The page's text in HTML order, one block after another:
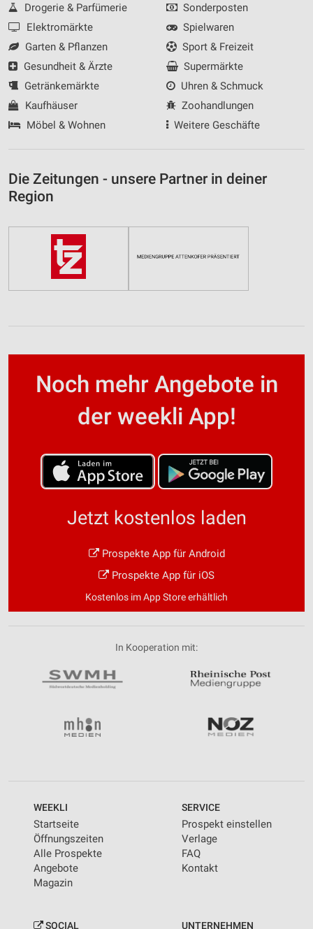
Drogerie & Parfümerie
Elektromärkte
Garten & Pflanzen
Gesundheit & Ärzte
Getränkemärkte
Kaufhäuser
Möbel & Wohnen
Sonderposten
Spielwaren
Sport & Freizeit
Supermärkte
Uhren & Schmuck
Zoohandlungen
Weitere Geschäfte
Die Zeitungen - unsere Partner in deiner
Region
Noch mehr Angebote in
der weekli App!
Jetzt kostenlos laden
Prospekte App für Android
Prospekte App für iOS
Kostenlos im App Store erhältlich
In Kooperation mit:
WEEKLI
Startseite
Öffnungszeiten
Alle Prospekte
Angebote
Magazin
SERVICE
Prospekt einstellen
Verlage
FAQ
Kontakt
SOCIAL UNTERNEHMEN